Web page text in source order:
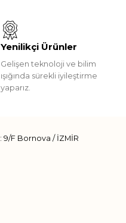
Yenilikçi Ürünler
Gelişen teknoloji ve bilim
ışığında sürekli iyileştirme
yaparız.
9/F Bornova / İZMİR